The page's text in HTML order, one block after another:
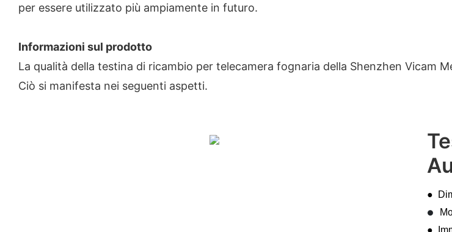
per essere utilizzato più ampiamente in futuro.
Informazioni sul prodotto
La qualità della testina di ricambio per telecamera fognaria della Shenzhen Vicam
Ciò si manifesta nei seguenti aspetti.
●
●